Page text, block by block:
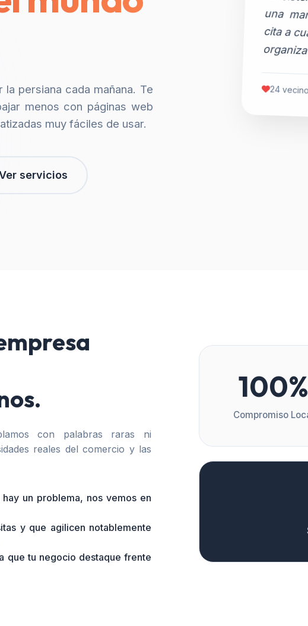
persiana cada mañana. Te
menos con páginas web
muy fáciles de usar.
servicios
24
con palabras raras ni
reales del comercio y las
un problema, nos vemos en
y que agilicen notablemente
que tu negocio destaque frente
100%
Compromiso